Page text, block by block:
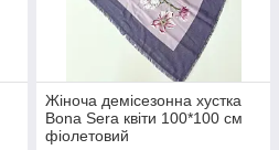
Жіноча демісезонна хустка
Bona Sera квіти 100*100 см
фіолетовий